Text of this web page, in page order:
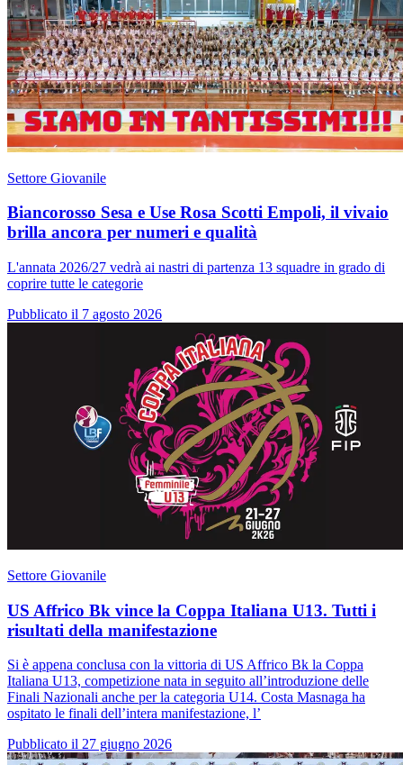
Settore Giovanile
Biancorosso Sesa e Use Rosa Scotti Empoli, il vivaio
brilla ancora per numeri e qualità
L'annata 2026/27 vedrà ai nastri di partenza 13 squadre in grado di
coprire tutte le categorie
Pubblicato il 7 agosto 2026
Settore Giovanile
US Affrico Bk vince la Coppa Italiana U13. Tutti i
risultati della manifestazione
Si è appena conclusa con la vittoria di US Affrico Bk la Coppa
Italiana U13, competizione nata in seguito all’introduzione delle
Finali Nazionali anche per la categoria U14. Costa Masnaga ha
ospitato le finali dell’intera manifestazione, l’
Pubblicato il 27 giugno 2026